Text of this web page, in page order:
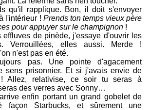
qu'il rapplique. Bon, il doit s'envoyer
l'intérieur ! Prends ton temps vieux père
pour appuyer sur le champignon !
effluves de pinède, j'essaye d'ouvrir les
Verrouillées, elles aussi. Merde !
n'est pas en été.
pas. Une pointe d'agacement
sens prisonnier. Et si j'avais envie de
Allez, relativise, ce soir tu seras à
des verres avec Sonny…
enfin portant un grand gobelet de
façon Starbucks, et sûrement une